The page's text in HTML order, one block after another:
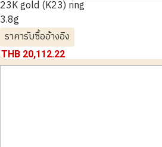
23K gold (K23) ring
3.8g
ราคารับซื้ออ้างอิง
THB 20,112.22